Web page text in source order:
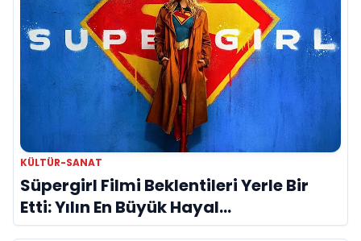
KÜLTÜR-SANAT
Süpergirl Filmi Beklentileri Yerle Bir
Etti: Yılın En Büyük Hayal
Kırıklıklarından Biri mi?